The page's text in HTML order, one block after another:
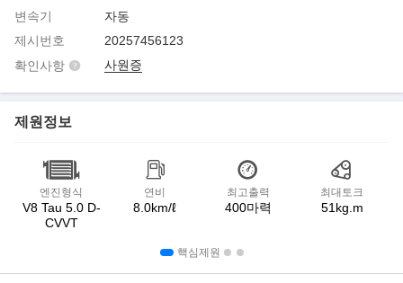
변속기
자동
제시번호
20257456123
확인사항
사원증
제원정보
엔진형식
V8 Tau 5.0 D-
CVVT
연비
8.0km/ℓ
최고출력
400마력
최대토크
51kg.m
핵심제원